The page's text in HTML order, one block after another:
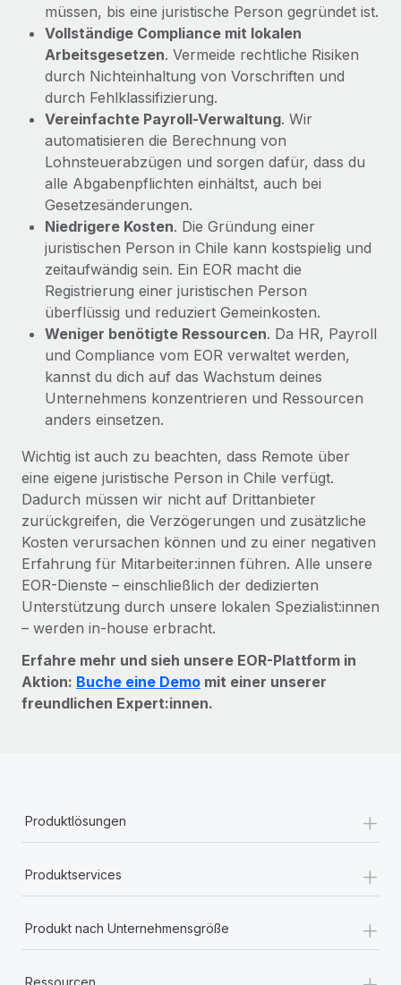
müssen, bis eine juristische Person gegründet ist.
Vollständige Compliance mit lokalen
Arbeitsgesetzen. Vermeide rechtliche Risiken
durch Nichteinhaltung von Vorschriften und
durch Fehlklassifizierung.
Vereinfachte Payroll-Verwaltung. Wir
automatisieren die Berechnung von
Lohnsteuerabzügen und sorgen dafür, dass du
alle Abgabenpflichten einhältst, auch bei
Gesetzesänderungen.
Niedrigere Kosten. Die Gründung einer
juristischen Person in Chile kann kostspielig und
zeitaufwändig sein. Ein EOR macht die
Registrierung einer juristischen Person
überflüssig und reduziert Gemeinkosten.
Weniger benötigte Ressourcen. Da HR, Payroll
und Compliance vom EOR verwaltet werden,
kannst du dich auf das Wachstum deines
Unternehmens konzentrieren und Ressourcen
anders einsetzen.
Wichtig ist auch zu beachten, dass Remote über
eine eigene juristische Person in Chile verfügt.
Dadurch müssen wir nicht auf Drittanbieter
zurückgreifen, die Verzögerungen und zusätzliche
Kosten verursachen können und zu einer negativen
Erfahrung für Mitarbeiter:innen führen. Alle unsere
EOR-Dienste – einschließlich der dedizierten
Unterstützung durch unsere lokalen Spezialist:innen
– werden in-house erbracht.
Erfahre mehr und sieh unsere EOR-Plattform in
Aktion: Buche eine Demo mit einer unserer
freundlichen Expert:innen.
Produktlösungen +
Produktservices +
Produkt nach Unternehmensgröße +
Ressourcen